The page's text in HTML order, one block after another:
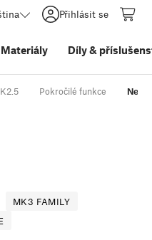
Přihlásit se
Materiály Díly&
Pokročilé funkce
MK3 FAMILY